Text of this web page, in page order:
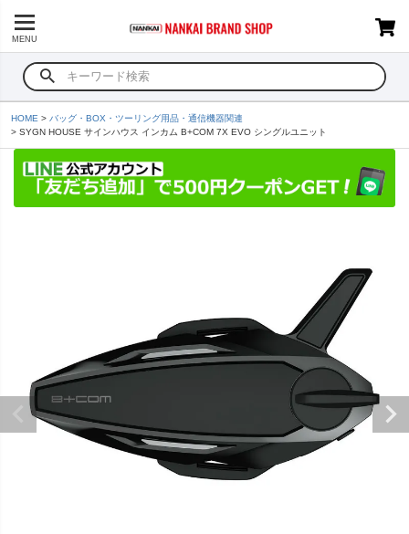
MENU
HOME
バッグ・BOX・ツーリング用品・通信機器関連
SYGN HOUSE サインハウス インカム B+COM 7X EVO シングルユニット